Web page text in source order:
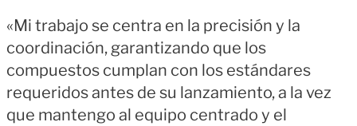
«Mi trabajo se centra en la precisión y la
coordinación, garantizando que los
compuestos cumplan con los estándares
requeridos antes de su lanzamiento, a la vez
que mantengo al equipo centrado y el
j
,
E